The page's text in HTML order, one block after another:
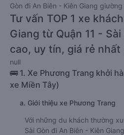
Gòn đi An Biên - Kiên Giang
Tư vấn TOP 1 xe
Giang từ Quận 11 -
cao, uy tín, giá rẻ
null
🚌 1. Xe Phương Trang khởi
xe Miền Tây)
a. Giới thiệu xe Phương Trang
Với những du khách thường
Sài Gòn đi An Biên - Kiên